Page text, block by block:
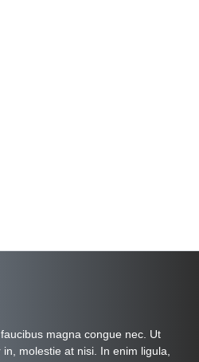
magna congue nec. Ut
molestie at nisi. In enim ligula,